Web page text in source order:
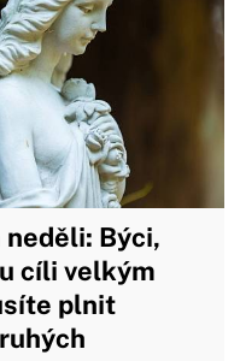
Býci,
cíli velkým
plnit